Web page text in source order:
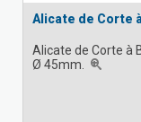
Alicate de Corte
Alicate de Corte à
Ø 45mm.